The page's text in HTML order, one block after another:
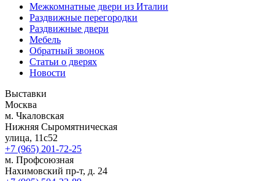
Межкомнатные двери из Италии
Раздвижные перегородки
Раздвижные двери
Мебель
Обратный звонок
Статьи о дверях
Новости
Выставки
Москва
м. Чкаловская
Нижняя Сыромятническая
улица, 11с52
+7 (965) 201-72-25
м. Профсоюзная
Нахимовский пр-т, д. 24